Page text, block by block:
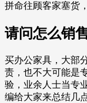
拼命往顾客家塞货
请问怎么销
买办公家具，大部
责，也不大可能是
验，业余人士当专
编给大家来总结几